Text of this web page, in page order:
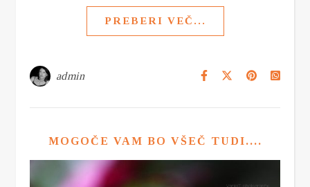
PREBERI VEČ...
admin
MOGOČE VAM BO VŠEČ TUDI....